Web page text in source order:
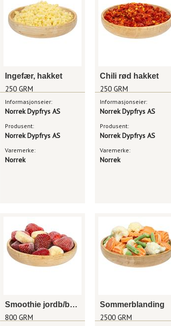
Ingefær, hakket
250 GRM
Informasjonseier:
Norrek Dypfrys AS
Produsent:
Norrek Dypfrys AS
Varemerke:
Norrek
Chili rød hakket
250 GRM
Informasjonseier:
Norrek Dypfrys AS
Produsent:
Norrek Dypfrys AS
Varemerke:
Norrek
Smoothie jordb/banan
800 GRM
Sommerblanding
2500 GRM